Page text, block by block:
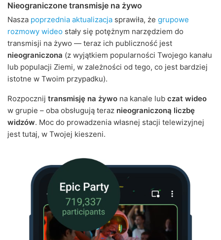
Nieograniczone transmisje na żywo
Nasza poprzednia aktualizacja sprawiła, że grupowe
rozmowy wideo stały się potężnym narzędziem do
transmisji na żywo — teraz ich publiczność jest
nieograniczona (z wyjątkiem popularności Twojego kanału
lub populacji Ziemi, w zależności od tego, co jest bardziej
istotne w Twoim przypadku).
Rozpocznij transmisję na żywo na kanale lub czat wideo
w grupie – oba obsługują teraz nieograniczoną liczbę
widzów. Moc do prowadzenia własnej stacji telewizyjnej
jest tutaj, w Twojej kieszeni.